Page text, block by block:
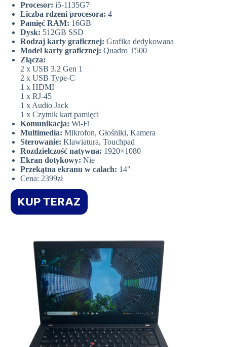
Procesor: i5-1135G7
Liczba rdzeni procesora: 4
Pamięć RAM: 16GB
Dysk: 512GB SSD
Rodzaj karty graficznej: Grafika dedykowana
Model karty graficznej: Quadro T500
Złącza:
2 x USB 3.2 Gen 1
2 x USB Type-C
1 x HDMI
1 x RJ-45
1 x Audio Jack
1 x Czytnik kart pamięci
Komunikacja: Wi-Fi
Multimedia: Mikrofon, Głośniki, Kamera
Sterowanie: Klawiatura, Touchpad
Rozdzielczość natywna: 1920×1080
Ekran dotykowy: Nie
Przekątna ekranu w calach: 14″
Cena: 2399zł